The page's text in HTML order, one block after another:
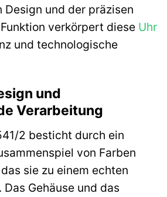
Design und der präzisen
verkörpert diese Uhr
und technologische
und
Verarbeitung
2 besticht durch ein
von Farben
sie zu einem echten
Gehäuse und das